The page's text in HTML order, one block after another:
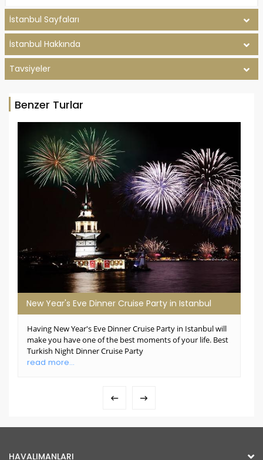
İstanbul Sayfaları
İstanbul Hakkında
Tavsiyeler
Benzer Turlar
New Year's Eve Dinner Cruise Party in Istanbul
Having New Year's Eve Dinner Cruise Party in Istanbul will
make you have one of the best moments of your life. Best
Turkish Night Dinner Cruise Party
read more...
HAVALIMANLARI